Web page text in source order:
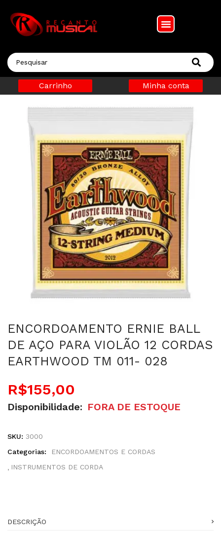
Carrinho Minha conta
ENCORDOAMENTO ERNIE BALL
DE AÇO PARA VIOLÃO 12 CORDAS
EARTHWOOD TM 011- 028
R$155,00
Disponibilidade: FORA DE ESTOQUE
SKU: 3000
Categorias:
ENCORDOAMENTOS E CORDAS
INSTRUMENTOS DE CORDA
DESCRIÇÃO